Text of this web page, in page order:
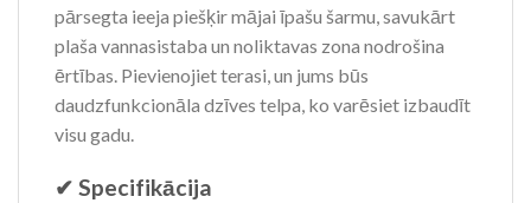
pārsegta ieeja piešķir mājai īpašu šarmu, savukārt
plaša vannasistaba un noliktavas zona nodrošina
ērtības. Pievienojiet terasi, un jums būs
daudzfunkcionāla dzīves telpa, ko varēsiet izbaudīt
visu gadu.
✔ Specifikācija